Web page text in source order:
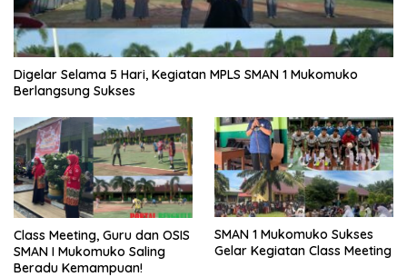
Digelar Selama 5 Hari, Kegiatan MPLS SMAN 1 Mukomuko
Berlangsung Sukses
Class Meeting, Guru dan OSIS
SMAN I Mukomuko Saling
Beradu Kemampuan!
SMAN 1 Mukomuko Sukses
Gelar Kegiatan Class Meeting